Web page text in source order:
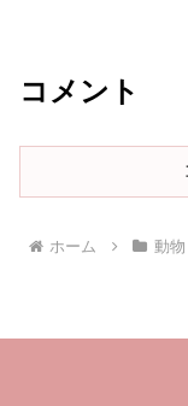
コメント
ホーム 動物